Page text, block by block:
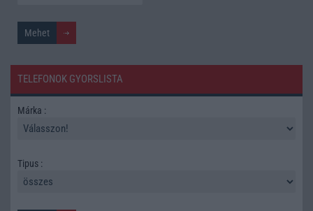
TELEFONOK GYORSLISTA
Márka :
Tipus :